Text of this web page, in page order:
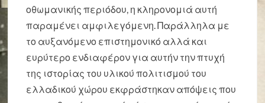
οθωμανικής περιόδου, η κληρονομιά αυτή
παραμένει αμφιλεγόμενη. Παράλληλα με
το αυξανόμενο επιστημονικό αλλά και
ευρύτερο ενδιαφέρον για αυτήν την πτυχή
της ιστορίας του υλικού πολιτισμού του
ελλαδικού χώρου εκφράστηκαν απόψεις που